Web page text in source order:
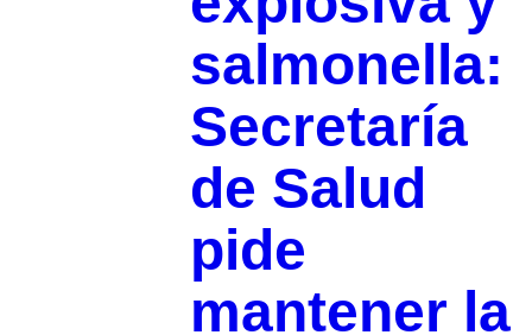
salmonella:
Secretaría
de Salud
pide
mantener la